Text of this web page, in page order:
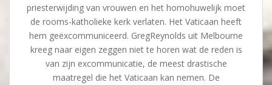
priesterwijding van vrouwen en het homohuwelijk moet
de rooms-katholieke kerk verlaten. Het Vaticaan heeft
hem geëxcommuniceerd. GregReynolds uit Melbourne
kreeg naar eigen zeggen niet te horen wat de reden is
van zijn excommunicatie, de meest drastische
maatregel die het Vaticaan kan nemen. De